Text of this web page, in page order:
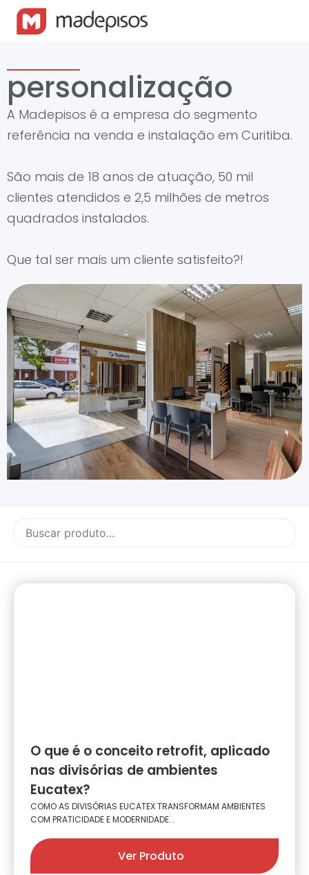
personalização
A Madepisos é a empresa do segmento
referência na venda e instalação em Curitiba.
São mais de 18 anos de atuação, 50 mil
clientes atendidos e 2,5 milhões de metros
quadrados instalados.
Que tal ser mais um cliente satisfeito?!
O que é o conceito retrofit, aplicado
nas divisórias de ambientes
Eucatex?
COMO AS DIVISÓRIAS EUCATEX TRANSFORMAM AMBIENTES
COM PRATICIDADE E MODERNIDADE...
Ver Produto